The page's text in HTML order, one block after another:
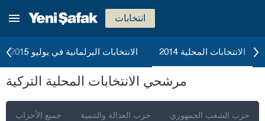
انتخابات
الانتخابات البرلمانية في يوليو 2015 الانتخابات المحلية 2014
مرشحي الانتخابات المحلية التركية
جميع الأحزاب حزب العدالة والتنمية حزب الشعب الجمهوري
مانيسا
ماردين
مرسين
موغلا